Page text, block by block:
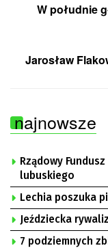
W południe
Jarosław
najnowsze
Rządowy
lubuskiego
Lechia poszuka
Jeździecka
7 podziemnych